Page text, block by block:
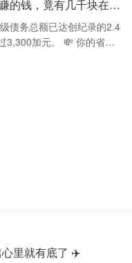
共停车场，步行入内。 ▪️
议早上10点前抵达，享受
累了坐下来喝杯冰美
些安省小众打卡地？评论
加拿大债务利息炸裂！你每年辛苦赚的钱，竟有几千块在填这个“窟窿”？
债务总额已达创纪录的2.4
。 💸 你的省份
加元。平摊到每个人头
10,000加元 的纳税钱被拿
。而且利息增长速度
里就有底了 ✈️